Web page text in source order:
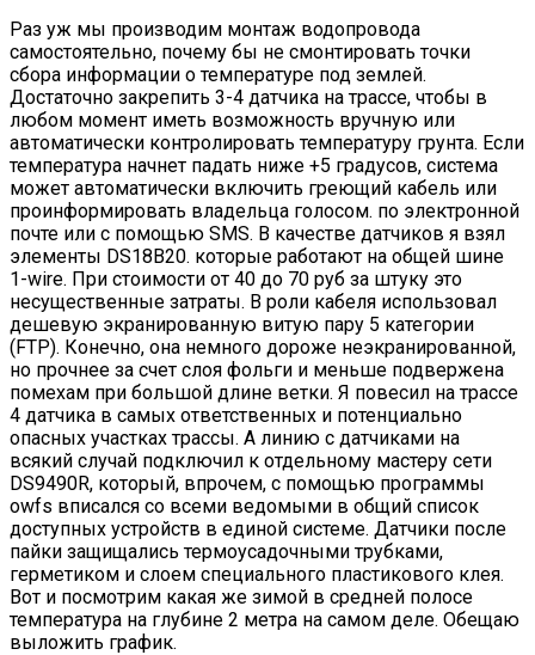
Раз уж мы производим монтаж водопровода
самостоятельно, почему бы не смонтировать точки
сбора информации о температуре под землей.
Достаточно закрепить 3-4 датчика на трассе, чтобы в
любом момент иметь возможность вручную или
автоматически контролировать температуру грунта. Если
температура начнет падать ниже +5 градусов, система
может автоматически включить греющий кабель или
проинформировать владельца голосом. по электронной
почте или с помощью SMS. В качестве датчиков я взял
элементы DS18B20. которые работают на общей шине
1-wire. При стоимости от 40 до 70 руб за штуку это
несущественные затраты. В роли кабеля использовал
дешевую экранированную витую пару 5 категории
(FTP). Конечно, она немного дороже неэкранированной,
но прочнее за счет слоя фольги и меньше подвержена
помехам при большой длине ветки. Я повесил на трассе
4 датчика в самых ответственных и потенциально
опасных участках трассы. А линию с датчиками на
всякий случай подключил к отдельному мастеру сети
DS9490R, который, впрочем, с помощью программы
owfs вписался со всеми ведомыми в общий список
доступных устройств в единой системе. Датчики после
пайки защищались термоусадочными трубками,
герметиком и слоем специального пластикового клея.
Вот и посмотрим какая же зимой в средней полосе
температура на глубине 2 метра на самом деле. Обещаю
выложить график.